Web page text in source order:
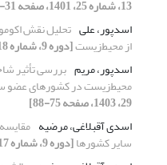
13، شماره 25، 1401، صفحه 31-51]
اسدپور، علی تحلیل نقش
از محیط‌زیست[دوره 9، شماره 18، 1397، صفحه 81-92]
اسدپور، مریم بررسی تأثیر
‌‌محیط‌زیست در کشورهای عضو
29، 1403، صفحه 75-88]
اسدی آقبلاغی، مرضیه
سایر کشورها[دوره 9، شماره 17، 1397، صفحه 17-24]